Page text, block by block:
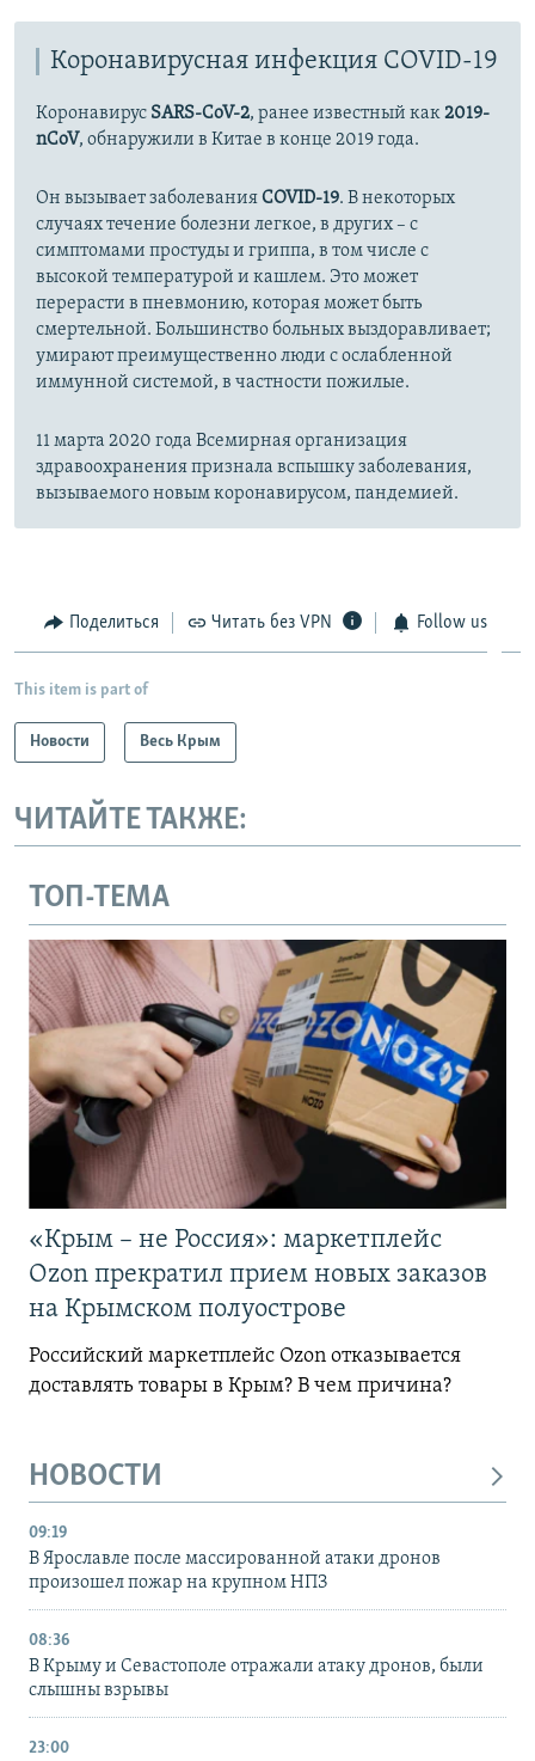
Коронавирусная инфекция COVID-19
Коронавирус SARS-CoV-2, ранее известный как2019-
nCoV, обнаружили в Китае в конце 2019 года.
Он вызывает заболеванияCOVID-19. В некоторых
случаях течение болезни легкое, в других – с
симптомами простуды и гриппа, в том числе с
высокой температурой и кашлем. Это может
перерасти в пневмонию, которая может быть
смертельной. Большинство больных выздоравливает;
умирают преимущественно люди с ослабленной
иммунной системой, в частности пожилые.
11 марта 2020 года Всемирная организация
здравоохранения признала вспышку заболевания,
вызываемого новым коронавирусом, пандемией.
Поделиться Читать без VPN Follow us
This item is part of
Новости Весь Крым
ЧИТАЙТЕ ТАКЖЕ:
ТОП-ТЕМА
«Крым – не Россия»: маркетплейс
Ozon прекратил прием новых заказов
на Крымском полуострове
Российский маркетплейс Ozon отказывается
доставлять товары в Крым? В чем причина?
НОВОСТИ
09:19
В Ярославле после массированной атаки дронов
произошел пожар на крупном НПЗ
08:36
В Крыму и Севастополе отражали атаку дронов, были
слышны взрывы
23:00